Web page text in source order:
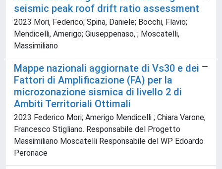
seismic peak roof drift ratio assessment
2023 Mori, Federico; Spina, Daniele; Bocchi, Flavio;
Mendicelli, Amerigo; Giuseppenaso, ; Moscatelli,
Massimiliano
Mappe nazionali aggiornate di Vs30 e dei
Fattori di Amplificazione (FA) per la
microzonazione sismica di livello 2 di
Ambiti Territoriali Ottimali
2023 Federico Mori; Amerigo Mendicelli ; Chiara Varone;
Francesco Stigliano. Responsabile del Progetto
Massimiliano Moscatelli Responsabile del WP Edoardo
Peronace